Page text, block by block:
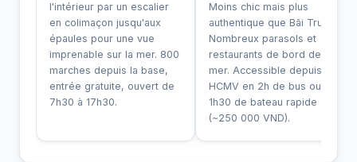
l'intérieur par un escalier
en colimaçon jusqu'aux
épaules pour une vue
imprenable sur la mer. 800
marches depuis la base,
entrée gratuite, ouvert de
7h30 à 17h30.
Moins chic mais plus
authentique que Bãi Trước.
Nombreux parasols et
restaurants de bord de
mer. Accessible depuis
HCMV en 2h de bus ou
1h30 de bateau rapide
(~250 000 VND).